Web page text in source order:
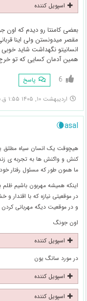
اسپویل کننده
بعضی کامنتا رو دیدم که
مقصر میدونستن ولی اینا
انسانیتو نگهداشت شاید
همین آدمان کسایی که تو
6 پاسخ
اردیبهشت ۱۰, ۱۴۰۵ ۱:۵۵ ق.ظ
asal🌘
هیچوقت یک انسان سیاه مطلق
کنش و واکنش ها به تجربه ی
ما همون طور که مسئول رفتار
اینکه همیشه مهربون باشیم ظلم
در موقعیتی نیازه که با اقتدار و
و در موقعیت دیگه مهربانی کردن
اون جونگ
اسپویل کننده
در مورد سانگ یون
اسپویل کننده
اسپویل کننده